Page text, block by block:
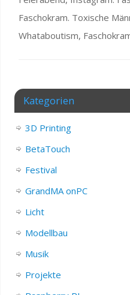
Faschokram. Toxische
Whataboutism,
Kategorien
3D Printing
BetaTouch
Festival
GrandMA onPC
Licht
Modellbau
Musik
Projekte